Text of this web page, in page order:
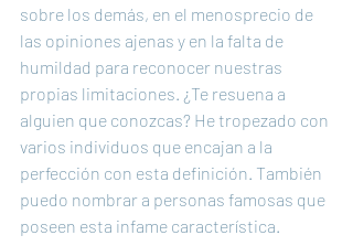
sobre los demás, en el menosprecio de
las opiniones ajenas y en la falta de
humildad para reconocer nuestras
propias limitaciones. ¿Te resuena a
alguien que conozcas? He tropezado con
varios individuos que encajan a la
perfección con esta definición. También
puedo nombrar a personas famosas que
poseen esta infame característica.